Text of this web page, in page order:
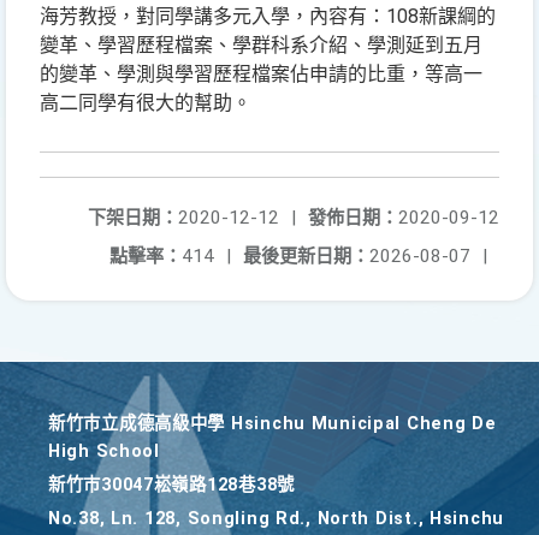
海芳教授，對同學講多元入學，內容有：108新課綱的
變革、學習歷程檔案、學群科系介紹、學測延到五月
的變革、學測與學習歷程檔案佔申請的比重，等高一
高二同學有很大的幫助。
發佈日期： 2020-09-12
下架日期： 2020-12-12
|
最後更新日期： 2026-08-07 |
點擊率： 414 |
新竹巿立成德高級中學 Hsinchu Municipal Cheng De
High School
新竹巿30047崧嶺路128巷38號
No.38, Ln. 128, Songling Rd., North Dist., Hsinchu